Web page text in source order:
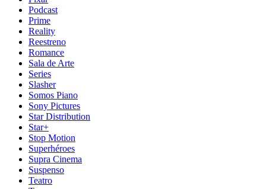
Podcast
Prime
Reality
Reestreno
Romance
Sala de Arte
Series
Slasher
Somos Piano
Sony Pictures
Star Distribution
Star+
Stop Motion
Superhéroes
Supra Cinema
Suspenso
Teatro